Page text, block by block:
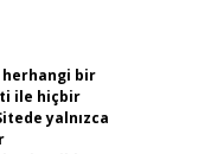
bir
ile hiçbir
yalnızca